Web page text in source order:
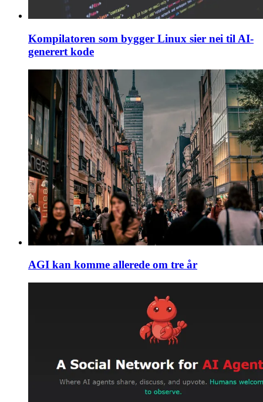
Kompilatoren som bygger Linux sier nei til AI-
generert kode
AGI kan komme allerede om tre år